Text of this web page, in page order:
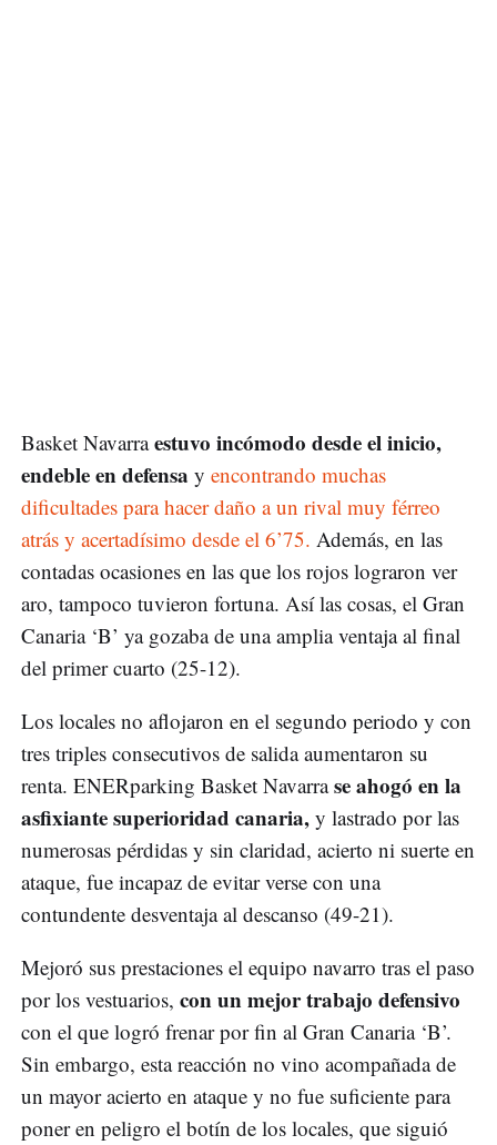
Basket Navarraestuvo incómodo desde el inicio,
endeble en defensa y encontrando muchas
dificultades para hacer daño a un rival muy férreo
atrás y acertadísimo desde el 6’75. Además, en las
contadas ocasiones en las que los rojos lograron ver
aro, tampoco tuvieron fortuna. Así las cosas, el Gran
Canaria ‘B’ ya gozaba de una amplia ventaja al final
del primer cuarto (25-12).
Los locales no aflojaron en el segundo periodo y con
tres triples consecutivos de salida aumentaron su
renta. ENERparking Basket Navarrase ahogó en la
asfixiante superioridad canaria, y lastrado por las
numerosas pérdidas y sin claridad, acierto ni suerte en
ataque, fue incapaz de evitar verse con una
contundente desventaja al descanso (49-21).
Mejoró sus prestaciones el equipo navarro tras el paso
por los vestuarios, con un mejor trabajo defensivo
con el que logró frenar por fin al Gran Canaria ‘B’.
Sin embargo, esta reacción no vino acompañada de
un mayor acierto en ataque y no fue suficiente para
poner en peligro el botín de los locales, que siguió